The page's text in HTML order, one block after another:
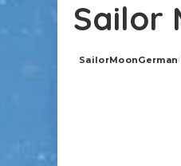
Sailor
Posted
SailorMoonGerman